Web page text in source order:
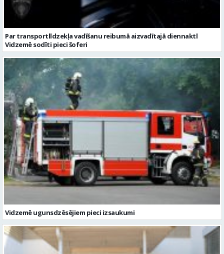
Par transportlīdzekļa vadīšanu reibumā aizvadītajā diennaktī
Vidzemē sodīti pieci šoferi
Vidzemē ugunsdzēsējiem pieci izsaukumi